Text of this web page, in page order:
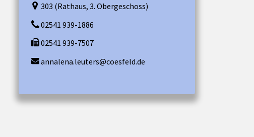
303 (Rathaus, 3. Obergeschoss)
02541 939-1886
02541 939-7507
annalena.leuters@coesfeld.de